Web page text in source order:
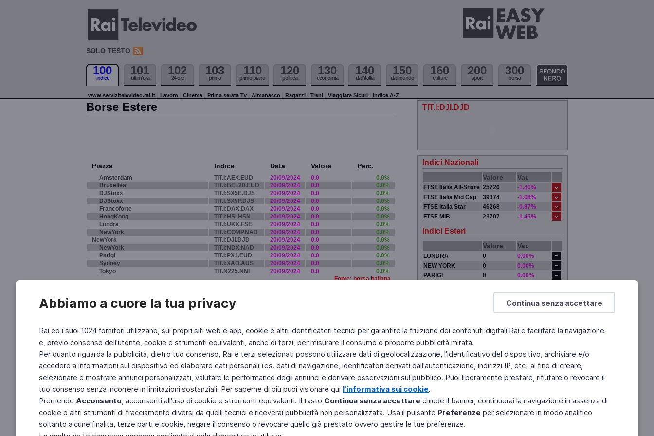
Continua senza accettare
Abbiamo a cuore la tua privacy
Rai ed i suoi 1024 fornitori utilizzano, sui propri siti web e app, cookie e altri identificatori tecnici per garantire la fruizione dei contenuti digitali Rai e facilitare la navigazione
e, previo consenso dell'utente, cookie e strumenti equivalenti, anche di terzi, per misurare il consumo e proporre pubblicità mirata.
Per quanto riguarda la pubblicità, dietro tuo consenso, Rai e terzi selezionati possono utilizzare dati di geolocalizzazione, l'identificativo del dispositivo, archiviare e/o
accedere a informazioni sul dispositivo ed elaborare dati personali (es. dati di navigazione, identificatori derivati dall'autenticazione, indirizzi IP, etc) al fine di creare,
selezionare e mostrare annunci personalizzati, valutare le performance degli annunci e derivare osservazioni sul pubblico. Puoi liberamente prestare, rifiutare o revocare il
tuo consenso senza incorrere in limitazioni sostanziali. Per saperne di più puoi visionare qui l'informativa sui cookie.
Premendo Acconsento, acconsenti all'uso di cookie e strumenti equivalenti. Il tasto Continua senza accettare chiude il banner, continuerai la navigazione in assenza di
cookie o altri strumenti di tracciamento diversi da quelli tecnici e riceverai pubblicità non personalizzata. Usa il pulsante Preferenze per selezionare in modo analitico
soltanto alcune finalità, terze parti e cookie, negare il consenso o revocare quello già prestato ovvero gestire le tue preferenze.
SOLO TESTO
100
indice
101
ultim'ora
102
24 ore
103
prima
110
primo piano
120
politica
130
economia
140
dall'itallia
150
dal mondo
160
culture
200
sport
300
borsa
www.servizitelevideo.rai.it Lavoro Cinema Prima serata Tv Almanacco Ragazzi Treni Viaggiare Sicuri Indice A-Z
Borse Estere
Piazza Indice Data Valore Perc.
Amsterdam TIT.I:AEX.EUD 20/09/2024 0.0
0.0%
Bruxelles
TIT.I:BEL20.EUD 20/09/2024 0.0
0.0%
DJStoxx
TIT.I:SX5E.DJS 20/09/2024 0.0
0.0%
DJStoxx
TIT.I:SX5P.DJS 20/09/2024 0.0
0.0%
Francoforte
TIT.I:DAX.DAX 20/09/2024 0.0
0.0%
HongKong
TIT.I:HSI.HSN 20/09/2024 0.0
0.0%
Londra
TIT.I:UKX.FSE 20/09/2024 0.0
0.0%
NewYork
TIT.I:COMP.NAD 20/09/2024 0.0
0.0%
NewYork
TIT.I:DJI.DJD 20/09/2024 0.0
0.0%
NewYork
TIT.I:NDX.NAD 20/09/2024 0.0
0.0%
Parigi
TIT.I:PX1.EUD 20/09/2024 0.0
0.0%
Sydney
TIT.I:XAO.AUS 20/09/2024 0.0
0.0%
Tokyo
TIT.N225.NNI 20/09/2024 0.0
0.0%
Fonte: borsa italiana
TIT.I:DJI.DJD
Indici Nazionali
Valore Var.
FTSE Italia All-Share 25720
-1.40%
FTSE Italia Mid Cap
39374
-1.08%
FTSE Italia Star
46268
-0.87%
FTSE MIB
23707 -1.45%
Indici Esteri
Valore Var.
LONDRA 0
0.00%
NEW YORK
0
0.00%
PARIGI
0
0.00%
Fai di Televideo la tua Home Page Chi Siamo
Copyright © 2011 Rai - Tutti i diritti riservati
Engineered by RAI - Reti e Piattaforme